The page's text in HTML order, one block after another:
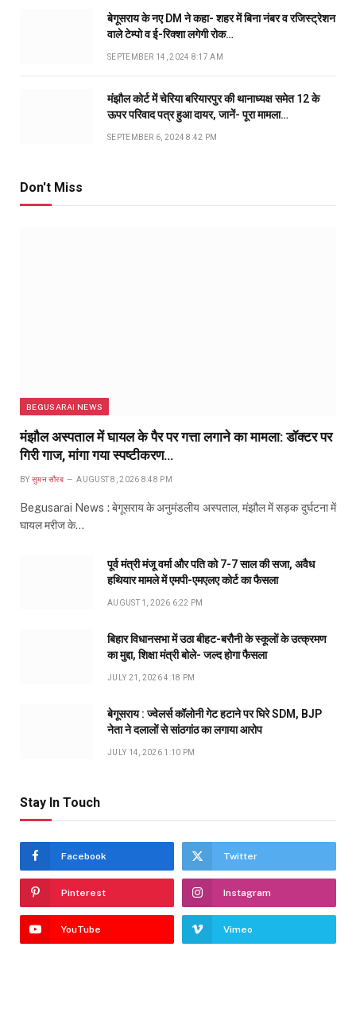
बेगूसराय के नए DM ने कहा- शहर में बिना नंबर व रजिस्ट्रेशन
वाले टेम्पो व ई-रिक्शा लगेगी रोक…
SEPTEMBER 14, 2024 8:17 AM
मंझौल कोर्ट में चेरिया बरियारपुर की थानाध्यक्ष समेत 12 के
ऊपर परिवाद पत्र हुआ दायर, जानें- पूरा मामला…
SEPTEMBER 6, 2024 8:42 PM
Don't Miss
BEGUSARAI NEWS
मंझौल अस्पताल में घायल के पैर पर गत्ता लगाने का मामला: डॉक्टर पर
गिरी गाज, मांगा गया स्पष्टीकरण…
BY सुमन सौरब AUGUST 8, 2026 8:48 PM
Begusarai News : बेगूसराय के अनुमंडलीय अस्पताल, मंझौल में सड़क दुर्घटना में
घायल मरीज के…
पूर्व मंत्री मंजू वर्मा और पति को 7-7 साल की सजा, अवैध
हथियार मामले में एमपी-एमएलए कोर्ट का फैसला
AUGUST 1, 2026 6:22 PM
बिहार विधानसभा में उठा बीहट-बरौनी के स्कूलों के उत्क्रमण
का मुद्दा, शिक्षा मंत्री बोले- जल्द होगा फैसला
JULY 21, 2026 4:18 PM
बेगूसराय : ज्वेलर्स कॉलोनी गेट हटाने पर घिरे SDM, BJP
नेता ने दलालों से सांठगांठ का लगाया आरोप
JULY 14, 2026 1:10 PM
Stay In Touch
Facebook Twitter
Pinterest Instagram
YouTube Vimeo